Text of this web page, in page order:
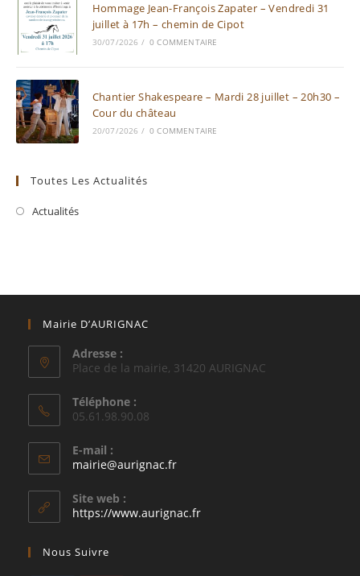
Hommage Jean-François Zapater – Vendredi 31
juillet à 17h – chemin de Cipot
30/07/2026 / 0 COMMENTAIRE
Chantier Shakespeare – Mardi 28 juillet – 20h30 –
Cour du château
20/07/2026 / 0 COMMENTAIRE
Toutes Les Actualités
Actualités
Mairie D’AURIGNAC
Adresse :
Place de la mairie, 31420 AURIGNAC
Téléphone :
05.61.98.90.08
E-mail :
mairie@aurignac.frS’ouvre
application
Site web :
https://www.aurignac.fr
Nous Suivre